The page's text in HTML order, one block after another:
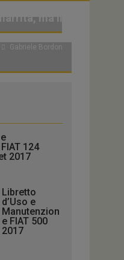
ma il
Gabriele Bordon
124
2017
Libretto
d’Uso e
Manutenzion
e FIAT 500
2017